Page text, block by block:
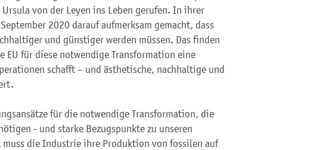
von der Leyen ins Leben gerufen. In ihrer
2020 darauf aufmerksam gemacht, dass
und günstiger werden müssen. Das finden
EU für diese notwendige Transformation eine
schafft – und ästhetische, nachhaltige und
für die notwendige Transformation, die
- und starke Bezugspunkte zu unseren
muss die Industrie ihre Produktion von fossilen auf